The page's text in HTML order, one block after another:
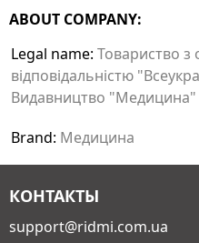
ABOUT COMPANY:
Legal name: Товариство
відповідальністю
Видавництво "Медицина"
Brand: Медицина
КОНТАКТЫ
support@ridmi.com.ua